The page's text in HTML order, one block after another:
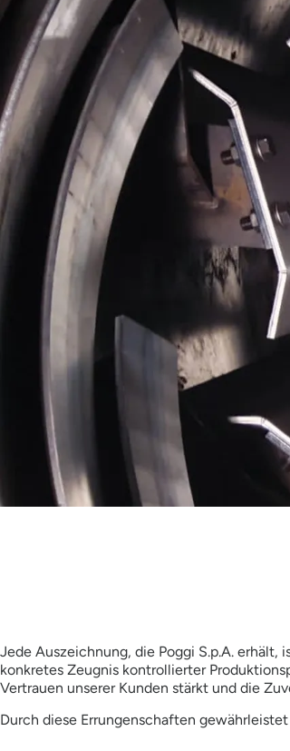
Jede Auszeichnung, die Poggi S.p.A.
konkretes Zeugnis kontrollierter
Vertrauen unserer Kunden stärkt und die
Durch diese Errungenschaften